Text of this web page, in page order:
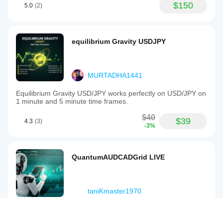
5.0 (2) $150
equilibrium Gravity USDJPY
MURTADHA1441
Equilibrium Gravity USD/JPY works perfectly on USD/JPY on
1 minute and 5 minute time frames.
4.3 (3) $40
-3% $39
QuantumAUDCADGrid LIVE
taniKmaster1970